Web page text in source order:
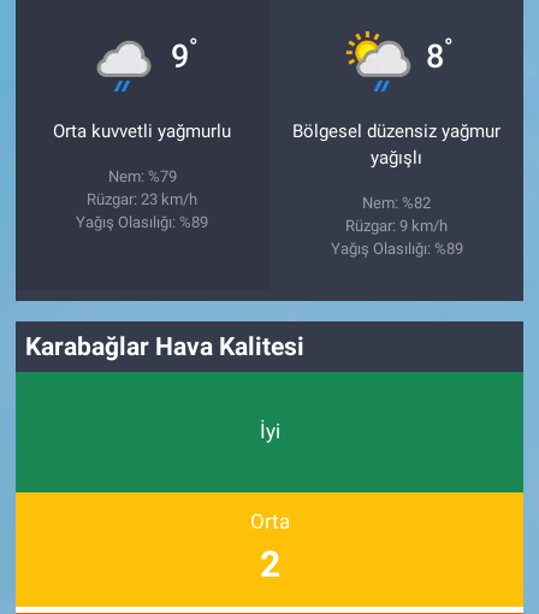
9°
Orta kuvvetli yağmurlu
Nem: %79
Rüzgar: 23 km/h
Yağış Olasılığı: %89
8°
Bölgesel düzensiz yağmur
yağışlı
Nem: %82
Rüzgar: 9 km/h
Yağış Olasılığı: %89
Karabağlar Hava Kalitesi
İyi
Orta
2